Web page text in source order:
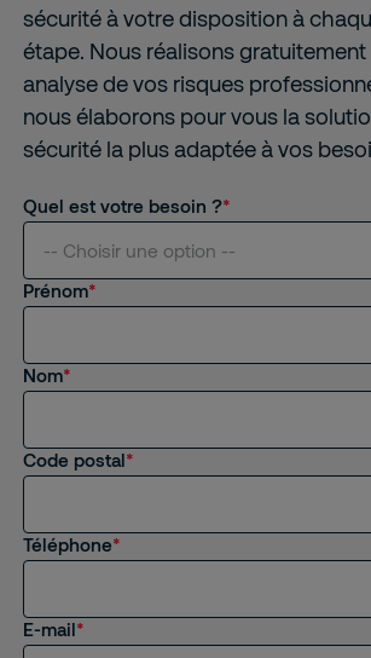
sécurité à votre disposition à
étape. Nous réalisons gratuitement
analyse de vos risques
nous élaborons pour vous la
sécurité la plus adaptée à vos
Quel est votre besoin ?
-- Choisir une option --
Je suis client(e) de Securitas
Prénom
Nom
Code postal
Téléphone
E-mail